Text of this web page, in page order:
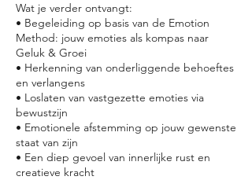
Wat je verder ontvangt:
• Begeleiding op basis van de Emotion
Method: jouw emoties als kompas naar
Geluk & Groei
• Herkenning van onderliggende behoeftes
en verlangens
• Loslaten van vastgezette emoties via
bewustzijn
• Emotionele afstemming op jouw gewenste
staat van zijn
• Een diep gevoel van innerlijke rust en
creatieve kracht